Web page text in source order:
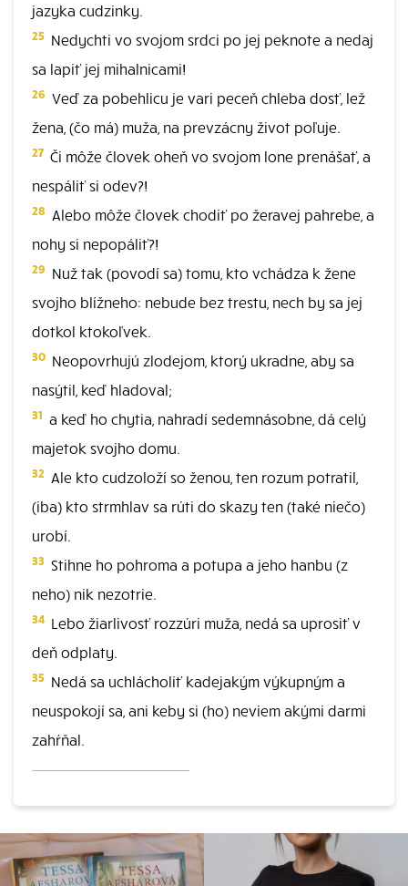
jazyka cudzinky.
25 Nedychti vo svojom srdci po jej peknote a nedaj
sa lapiť jej mihalnicami!
26 Veď za pobehlicu je vari peceň chleba dosť, lež
žena, (čo má) muža, na prevzácny život poľuje.
27 Či môže človek oheň vo svojom lone prenášať, a
nespáliť si odev?!
28 Alebo môže človek chodiť po žeravej pahrebe, a
nohy si nepopáliť?!
29 Nuž tak (povodí sa) tomu, kto vchádza k žene
svojho blížneho: nebude bez trestu, nech by sa jej
dotkol ktokoľvek.
30 Neopovrhujú zlodejom, ktorý ukradne, aby sa
nasýtil, keď hladoval;
31 a keď ho chytia, nahradí sedemnásobne, dá celý
majetok svojho domu.
32 Ale kto cudzoloží so ženou, ten rozum potratil,
(iba) kto strmhlav sa rúti do skazy ten (také niečo)
urobí.
33 Stihne ho pohroma a potupa a jeho hanbu (z
neho) nik nezotrie.
34 Lebo žiarlivosť rozzúri muža, nedá sa uprosiť v
deň odplaty.
35 Nedá sa uchlácholiť kadejakým výkupným a
neuspokojí sa, ani keby si (ho) neviem akými darmi
zahŕňal.